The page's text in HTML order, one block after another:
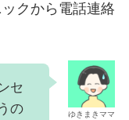
クから電話連絡
ゆきまきママ
セ
の